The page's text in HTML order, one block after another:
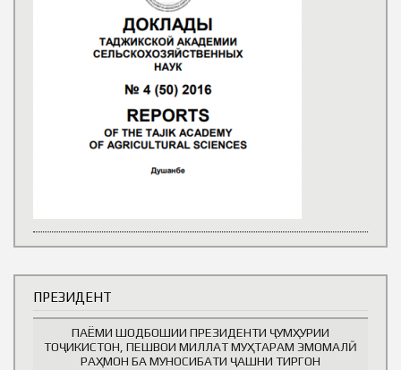
ПРЕЗИДЕНТ
ПАЁМИ ШОДБОШИИ ПРЕЗИДЕНТИ ҶУМҲУРИИ
ТОҶИКИСТОН, ПЕШВОИ МИЛЛАТ МУҲТАРАМ ЭМОМАЛӢ
РАҲМОН БА МУНОСИБАТИ ҶАШНИ ТИРГОН